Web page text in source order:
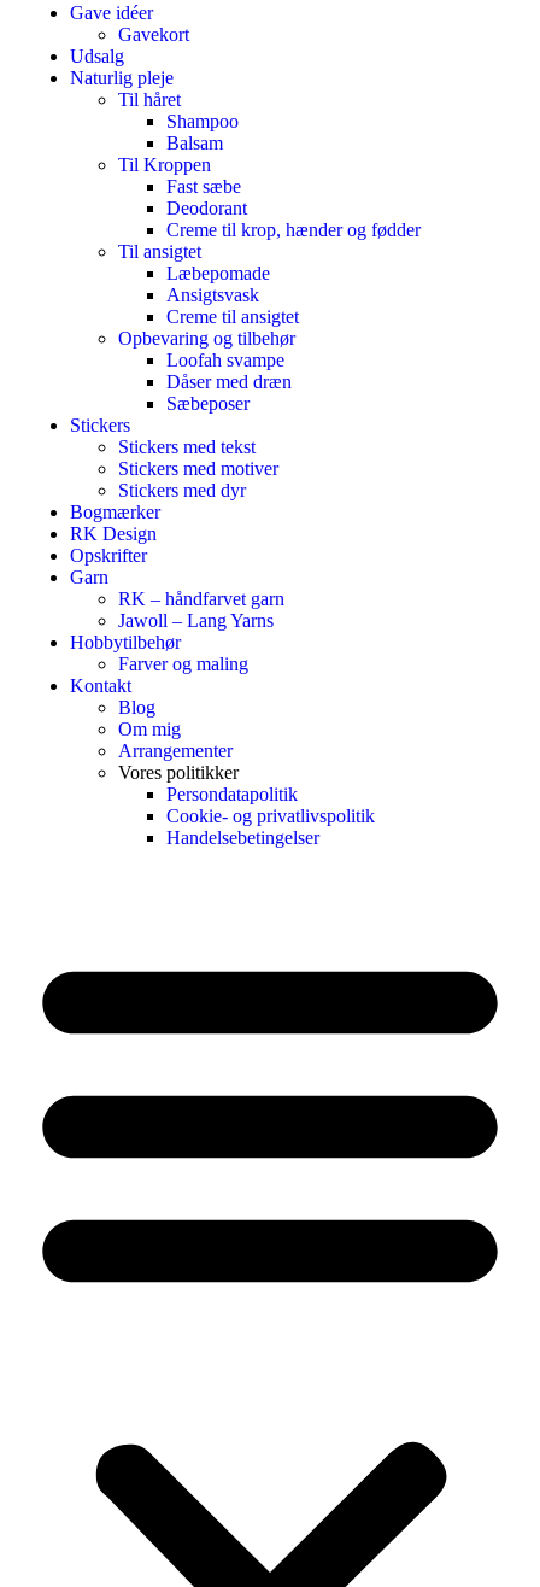
Gave idéer
Gavekort
Udsalg
Naturlig pleje
Til håret
Shampoo
Balsam
Til Kroppen
Fast sæbe
Deodorant
Creme til krop, hænder og fødder
Til ansigtet
Læbepomade
Ansigtsvask
Creme til ansigtet
Opbevaring og tilbehør
Loofah svampe
Dåser med dræn
Sæbeposer
Stickers
Stickers med tekst
Stickers med motiver
Stickers med dyr
Bogmærker
RK Design
Opskrifter
Garn
RK – håndfarvet garn
Jawoll – Lang Yarns
Hobbytilbehør
Farver og maling
Kontakt
Blog
Om mig
Arrangementer
Vores politikker
Persondatapolitik
Cookie- og privatlivspolitik
Handelsebetingelser